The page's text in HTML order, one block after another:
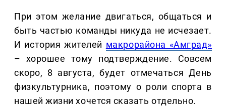
При этом желание двигаться, общаться и
быть частью команды никуда не исчезает.
И история жителей макрорайона «Амград»
– хорошее тому подтверждение. Совсем
скоро, 8 августа, будет отмечаться День
физкультурника, поэтому о роли спорта в
нашей жизни хочется сказать отдельно.